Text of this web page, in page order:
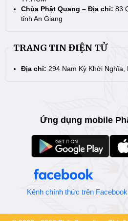
Chùa Phật Quang – Địa chỉ: 83
tỉnh An Giang
TRANG TIN ĐIỆN TỬ
Địa chỉ: 294 Nam Kỳ Khởi Nghĩa,
Ứng dụng mobile
Kênh chính thức trên